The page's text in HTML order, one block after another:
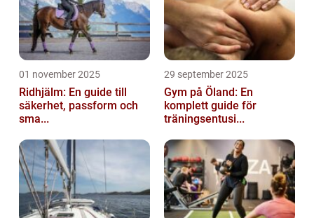
01 november 2025
Ridhjälm: En guide till
säkerhet, passform och
sma...
29 september 2025
Gym på Öland: En
komplett guide för
träningsentusi...